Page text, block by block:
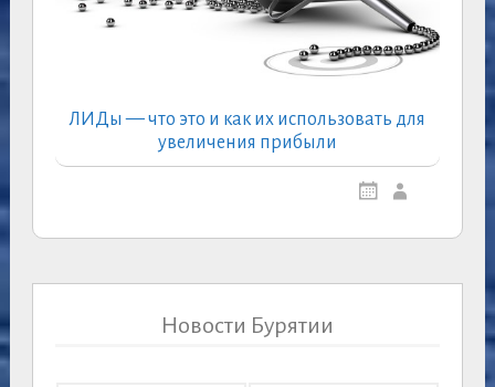
ЛИДы — что это и как их использовать для
увеличения прибыли
Новости Бурятии